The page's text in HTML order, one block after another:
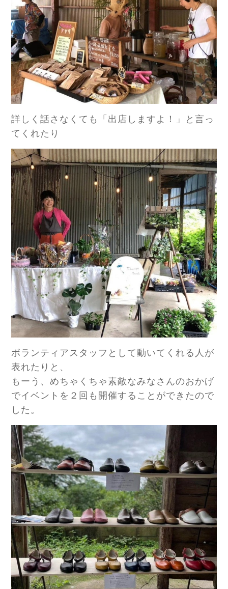
詳しく話さなくても「出店しますよ！」と言っ
てくれたり
ボランティアスタッフとして動いてくれる人が
表れたりと、
もーう、めちゃくちゃ素敵なみなさんのおかげ
でイベントを２回も開催することができたので
した。